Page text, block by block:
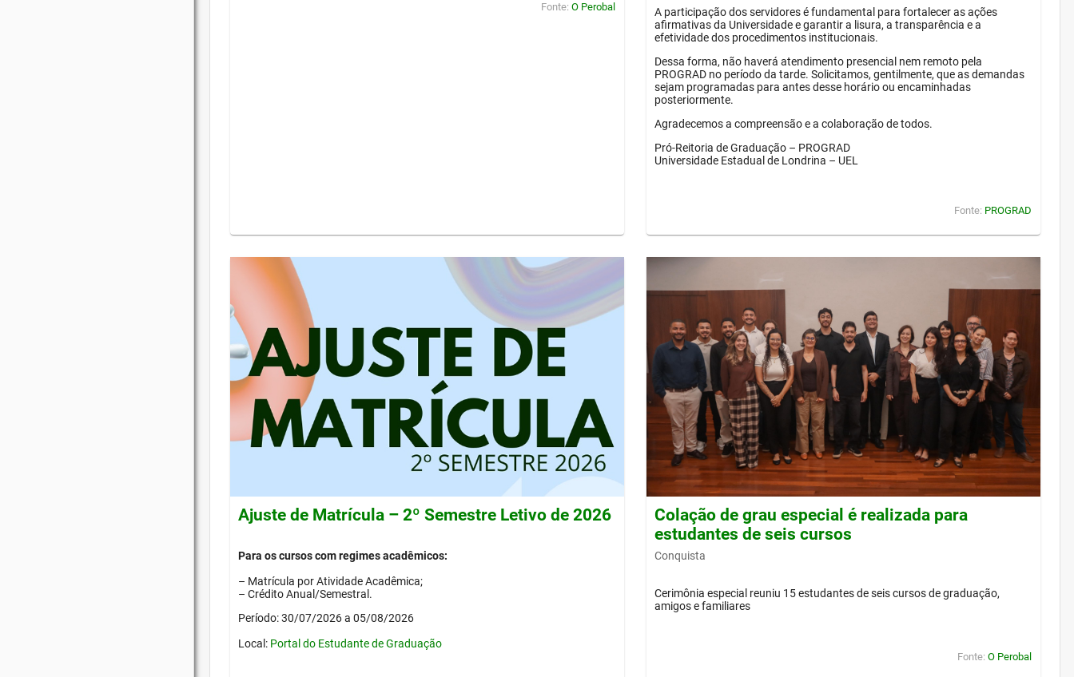
Fonte: O Perobal
A participação dos servidores é fundamental para fortalecer as ações
afirmativas da Universidade e garantir a lisura, a transparência e a
efetividade dos procedimentos institucionais.
Dessa forma, não haverá atendimento presencial nem remoto pela
PROGRAD no período da tarde. Solicitamos, gentilmente, que as demandas
sejam programadas para antes desse horário ou encaminhadas
posteriormente.
Agradecemos a compreensão e a colaboração de todos.
Pró-Reitoria de Graduação – PROGRAD
Universidade Estadual de Londrina – UEL
Fonte: PROGRAD
Ajuste de Matrícula – 2º Semestre Letivo de 2026
Para os cursos com regimes acadêmicos:
– Matrícula por Atividade Acadêmica;
– Crédito Anual/Semestral.
Período: 30/07/2026 a 05/08/2026
Local: Portal do Estudante de Graduação
Colação de grau especial é realizada para
estudantes de seis cursos
Conquista
Cerimônia especial reuniu 15 estudantes de seis cursos de graduação,
amigos e familiares
Fonte: O Perobal